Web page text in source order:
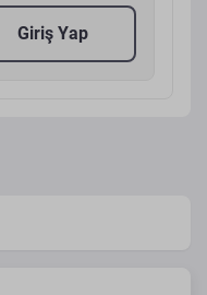
Giriş Yap